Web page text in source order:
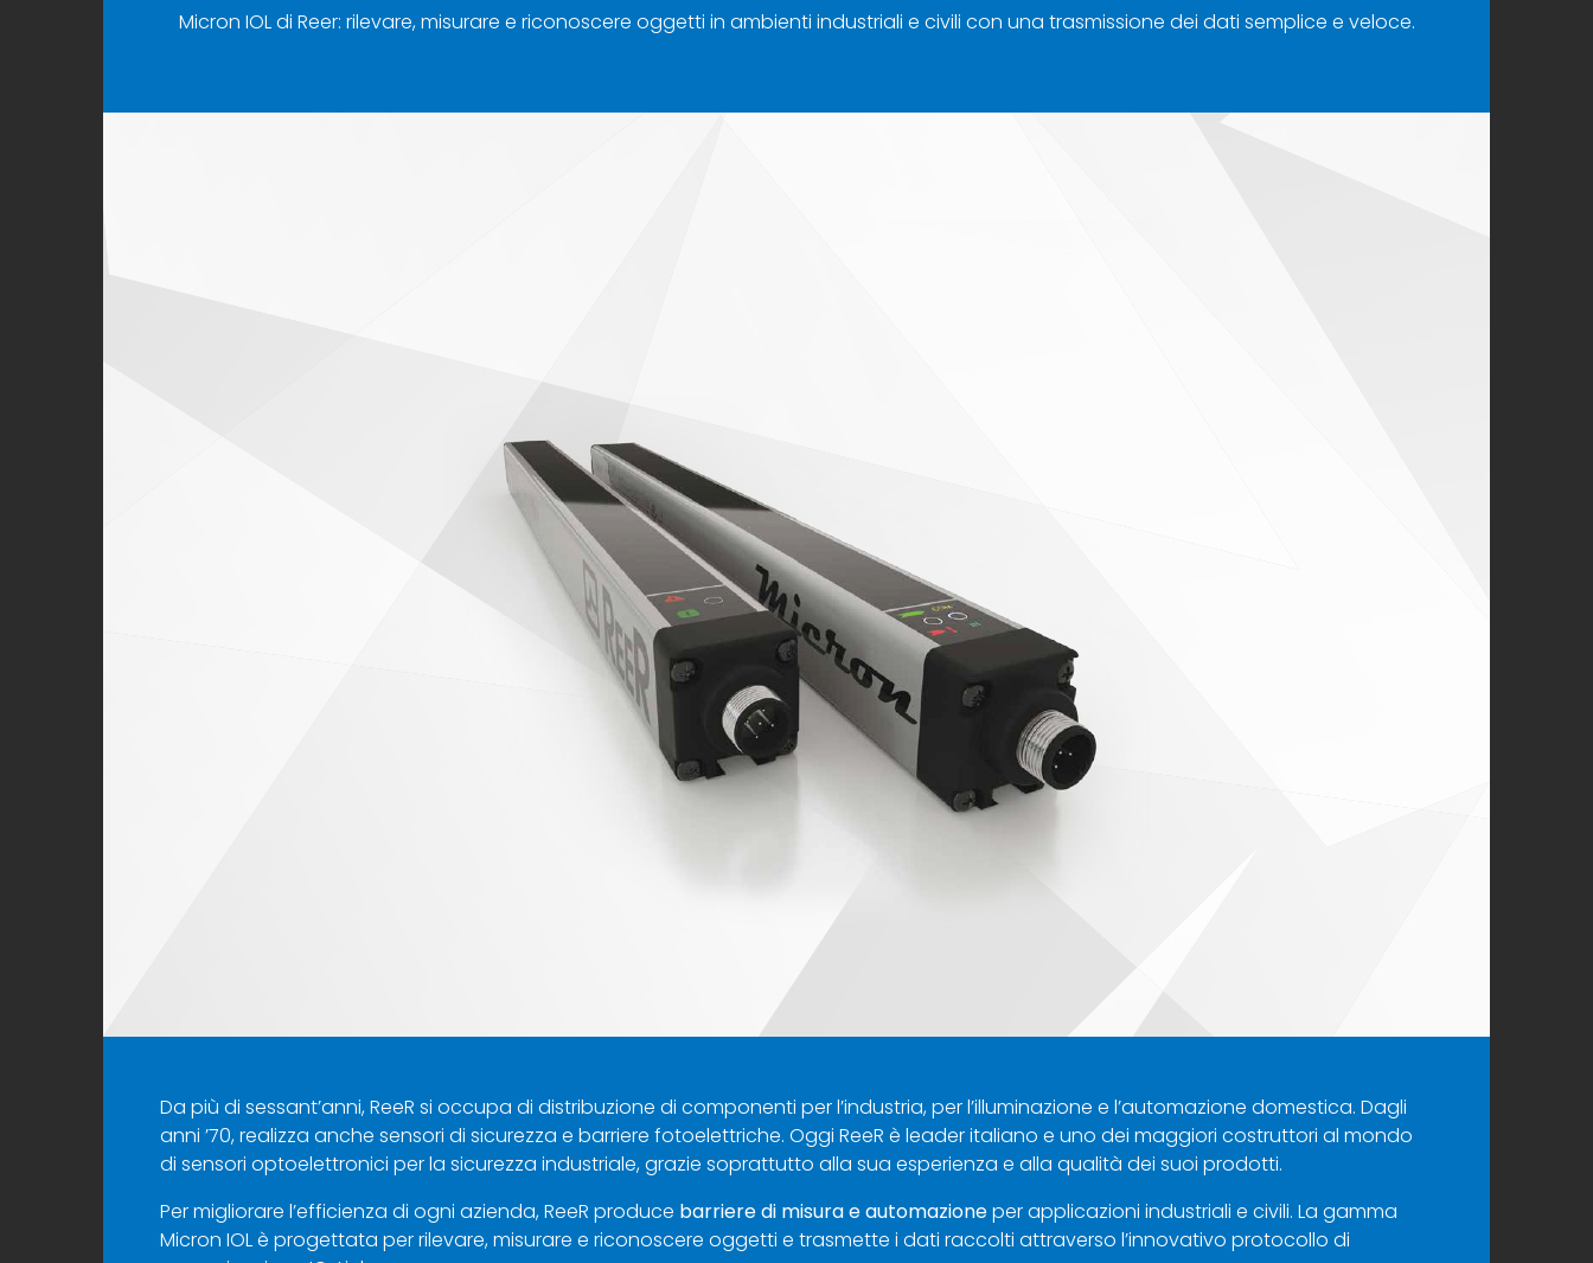
Micron IOL di Reer: rilevare, misurare e riconoscere oggetti in ambienti industriali e civili con una trasmissione dei dati semplice e veloce.
Da più di sessant’anni, ReeR si occupa di distribuzione di componenti per l’industria, per l’illuminazione e l’automazione domestica. Dagli
anni ’70, realizza anche sensori di sicurezza e barriere fotoelettriche. Oggi ReeR è leader italiano e uno dei maggiori costruttori al mondo
di sensori optoelettronici per la sicurezza industriale, grazie soprattutto alla sua esperienza e alla qualità dei suoi prodotti.
Per migliorare l’efficienza di ogni azienda, ReeR produce barriere di misura eautomazioneper applicazioni industriali e civili. La gamma
Micron IOL è progettata per rilevare, misurare e riconoscere oggetti e trasmette i dati raccolti attraverso l’innovativo protocollo di